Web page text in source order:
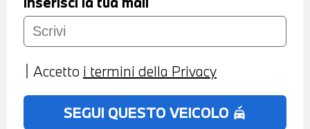
POSTERIORE - INTERNI IN SENSATEC
COGNAC - VOLANTE SPORTIVO M IN
MULTIFUNZIONE - CRUISE CONTROL -
CAMBIO AUTOMATICO CON LEVE AL
VOLANTE - ACTIVE GUARD PLUS - BMW
Accetto i termini della Privacy
SEGUI QUESTO VEICOLO no_crash